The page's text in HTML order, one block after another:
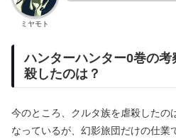
ミヤモト
ハンターハンター0巻の
殺したのは？
今のところ、クルタ族を虐殺したの
なっているが、幻影旅団だけの仕業